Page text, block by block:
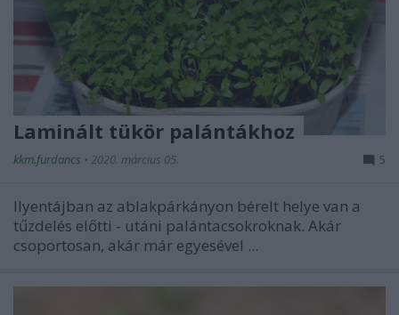
Laminált tükör palántákhoz
kkm.furdancs • 2020. március 05. 5
Ilyentájban az ablakpárkányon bérelt helye van a
tűzdelés előtti - utáni palántacsokroknak. Akár
csoportosan, akár már egyesével ...